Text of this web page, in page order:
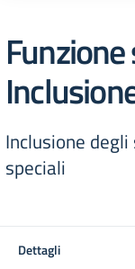
Inclusione
speciali
Dettagli